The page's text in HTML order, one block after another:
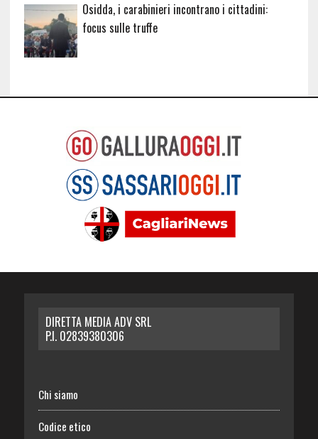
Osidda, i carabinieri incontrano i cittadini:
focus sulle truffe
DIRETTA MEDIA ADV SRL
P.I. 02839380306
Chi siamo
Codice etico